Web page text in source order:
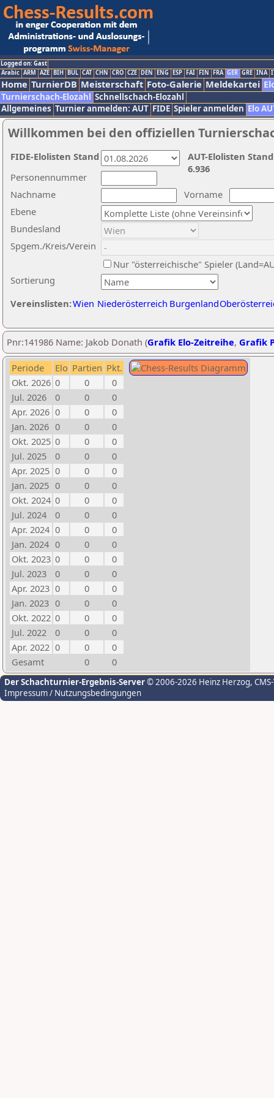
Logged on: Gast
Arabic ARM AZE BIH BUL CAT CHN CRO CZE DEN ENG ESP FAI FIN FRA GER GRE INA
Home TurnierDB Meisterschaft Foto-Galerie Meldekartei
Turnierschach-Elozahl Schnellschach-Elozahl
Allgemeines Turnier anmelden: AUT FIDE Spieler anmelden Elo
Willkommen bei den offiziellen
Nachname
Vorname
Ebene
Sortierung
Personennummer
Bundesland
Spgem./Kreis/Verein
Nur "österreichische" Spieler
Vereinslisten:Wien Niederösterreich Burgenland
AUT-Elolisten
6.936
FIDE-Elolisten Stand
Pnr:141986 Name: Jakob Donath (Grafik Elo-Zeitreihe, Grafik
Periode Elo Partien Pkt.
Okt. 2026 0 0
0
Jul. 2026
0 0
0
Apr. 2026 0 0
0
Jan. 2026 0 0
0
Okt. 2025 0 0
0
Jul. 2025
0 0
0
Apr. 2025 0 0
0
Jan. 2025 0 0
0
Okt. 2024 0 0
0
Jul. 2024
0 0
0
Apr. 2024 0 0
0
Jan. 2024 0 0
0
Okt. 2023 0 0
0
Jul. 2023
0 0
0
Apr. 2023 0 0
0
Jan. 2023 0 0
0
Okt. 2022 0 0
0
Jul. 2022
0 0
0
Apr. 2022 0 0
0
Gesamt
0 0
Der Schachturnier-Ergebnis-Server© 2006-2026 Heinz Herzog,
Impressum / Nutzungsbedingungen